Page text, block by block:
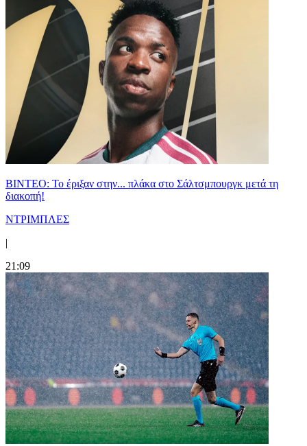
ΒΙΝΤΕΟ: Το έριξαν στην... πλάκα στο Σάλτσμπουργκ μετά τη
διακοπή!
ΝΤΡΙΜΠΛΕΣ
|
21:09